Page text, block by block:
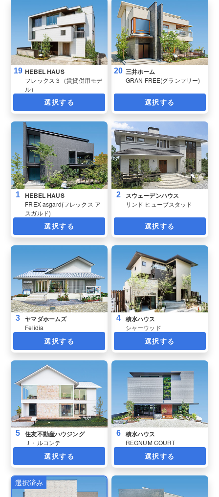
19 HEBEL HAUS
フレックス３（賃貸併用モデ
ル）
選択する
20 三井ホーム
GRAN FREE(グランフリー)
選択する
1 HEBEL HAUS
FREX asgard(フレックス ア
スガルド)
選択する
2 スウェーデンハウス
リンド ヒューブスタッド
選択する
3 ヤマダホームズ
Felidia
選択する
4 積水ハウス
シャーウッド
選択する
5 住友不動産ハウジング
Ｊ・ルコンテ
選択する
6 積水ハウス
REGNUM COURT
選択する